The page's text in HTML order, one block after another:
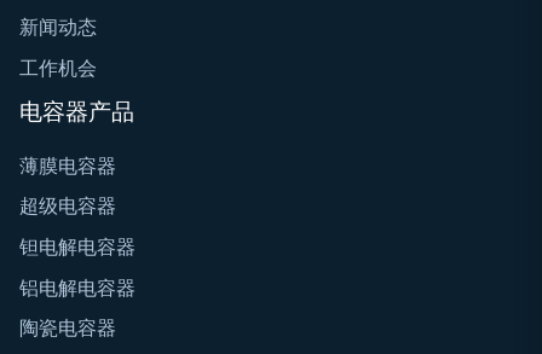
新闻动态
工作机会
电容器产品
薄膜电容器
超级电容器
钽电解电容器
铝电解电容器
陶瓷电容器